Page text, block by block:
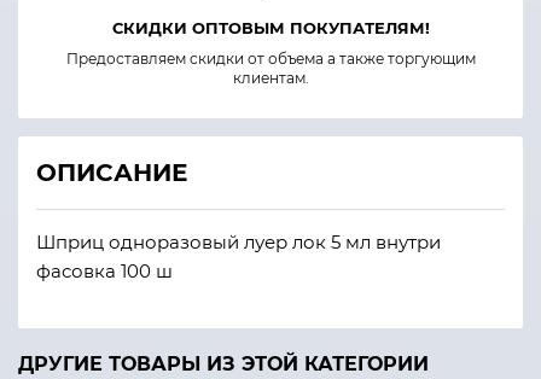
СКИДКИ ОПТОВЫМ ПОКУПАТЕЛЯМ!
Предоставляем скидки от объема а также торгующим
клиентам.
ОПИСАНИЕ
Шприц одноразовый луер лок 5 мл внутри
фасовка 100 ш
ДРУГИЕ ТОВАРЫ ИЗ ЭТОЙ КАТЕГОРИИ